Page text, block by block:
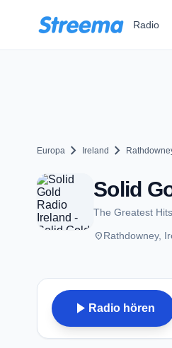
Radio
Europa chevron_right Ireland chevron_right
Solid
The Greatest
placeRathdowney,
play_arrow Radio hören